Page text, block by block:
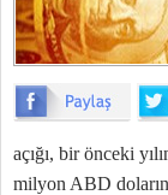
açığı, bir önceki
milyon ABD